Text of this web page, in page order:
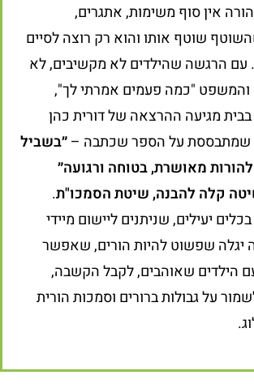
אין סוף משימות, אתגרים,
שוטף אותו והוא רק רוצה לסיים
עם הרגשה שהילדים לא מקשיבים, לא
"כמה פעמים אמרתי לך",
מגיעה ההרצאה של דורית כהן
שמתבססת על הספר שכתבה –״בשביל
מאושרת, בטוחה ורגועה״
קלה להבנה, שיטת הסמכו"ת.
יעילים, שניתנים ליישום מיידי
יגלה שפשוט להיות הורים, שאפשר
הילדים שאוהבים, לקבל הקשבה,
על גבולות ברורים וסמכות הורית